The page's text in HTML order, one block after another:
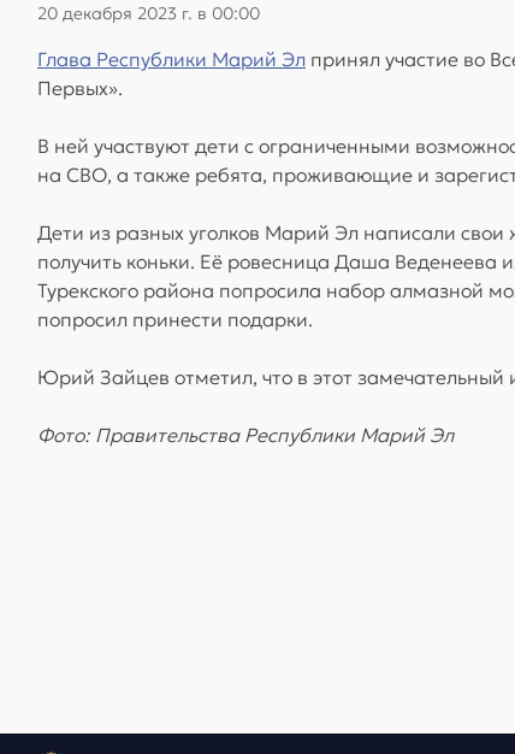
20 декабря 2023 г. в 00:00
Глава Республики Марий Эл принял участие во
Первых».
В ней участвуют дети с ограниченными
на СВО, а также ребята, проживающие и
Дети из разных уголков Марий Эл написали
получить коньки. Её ровесница Даша
Турекского района попросила набор алмазной
попросил принести подарки.
Юрий Зайцев отметил, что в этот
Фото: Правительства Республики Марий Эл